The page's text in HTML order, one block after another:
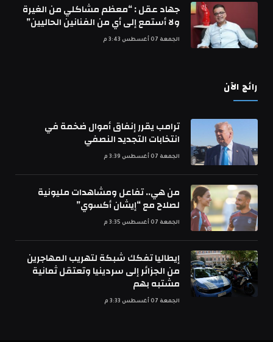
جهاد عقل : “معظم مشاكلي من الغيرة
ولا أستمع إلى أي من الفنانين الحاليين”
الجمعة 07 أغسطس 3:43 م
رائج الآن
ترامب يقرر إنفاق أموال ضخمة في
انتخابات التجديد النصفي
الجمعة 07 أغسطس 3:39 م
من هي.. تفاعل ومشاهدات مليونية
لصلاح مع “إيشان أكسوي”
الجمعة 07 أغسطس 3:35 م
إيطاليا تفكك شبكة لتهريب المهاجرين
من الجزائر إلى سردينيا وتعتقل ثمانية
مشتبه بهم
الجمعة 07 أغسطس 3:33 م